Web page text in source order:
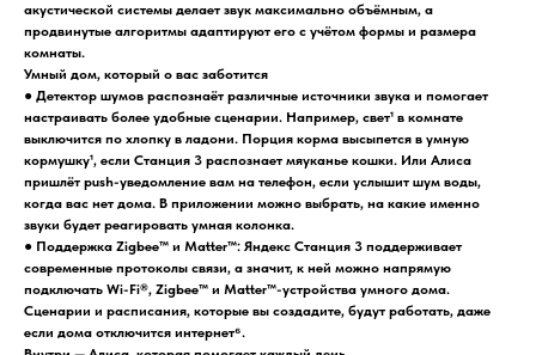
акустической системы делает звук максимально объёмным, а
продвинутые алгоритмы адаптируют его с учётом формы и размера
комнаты.
Умный дом, который о вас заботится
● Детектор шумов распознаёт различные источники звука и помогает
настраивать более удобные сценарии. Например, свет¹ в комнате
выключится по хлопку в ладони. Порция корма высыпется в умную
кормушку¹, если Станция 3 распознает мяуканье кошки. Или Алиса
пришлёт push-уведомление вам на телефон, если услышит шум воды,
когда вас нет дома. В приложении можно выбрать, на какие именно
звуки будет реагировать умная колонка.
● Поддержка Zigbee™ и Matter™: Яндекс Станция 3 поддерживает
современные протоколы связи, а значит, к ней можно напрямую
подключать Wi-Fi®, Zigbee™ и Matter™-устройства умного дома.
Сценарии и расписания, которые вы создадите, будут работать, даже
если дома отключится интернет⁶.